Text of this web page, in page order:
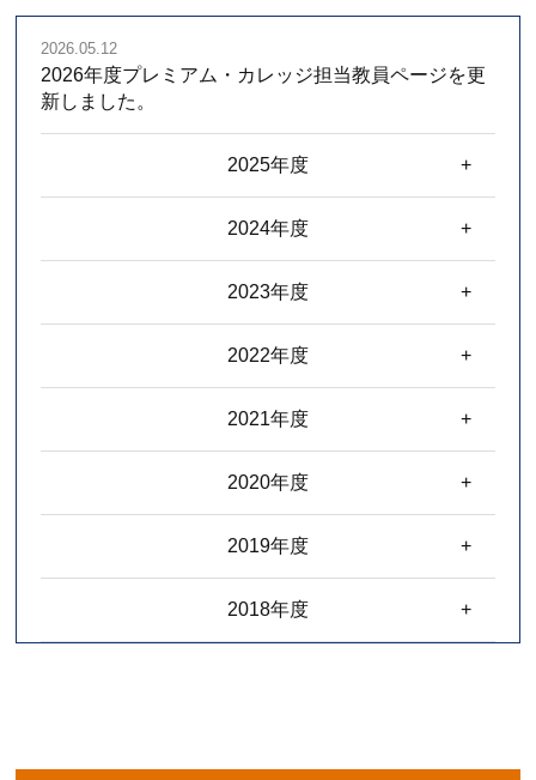
2026.05.12
2026年度プレミアム・カレッジ担当教員ページを更
新しました。
2025年度
2024年度
2023年度
2022年度
2021年度
2020年度
2019年度
2018年度